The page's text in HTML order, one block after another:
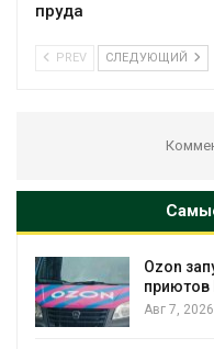
пруда
PREV СЛЕДУЮЩИЙ
Ozon
приютов
Авг 7, 2026